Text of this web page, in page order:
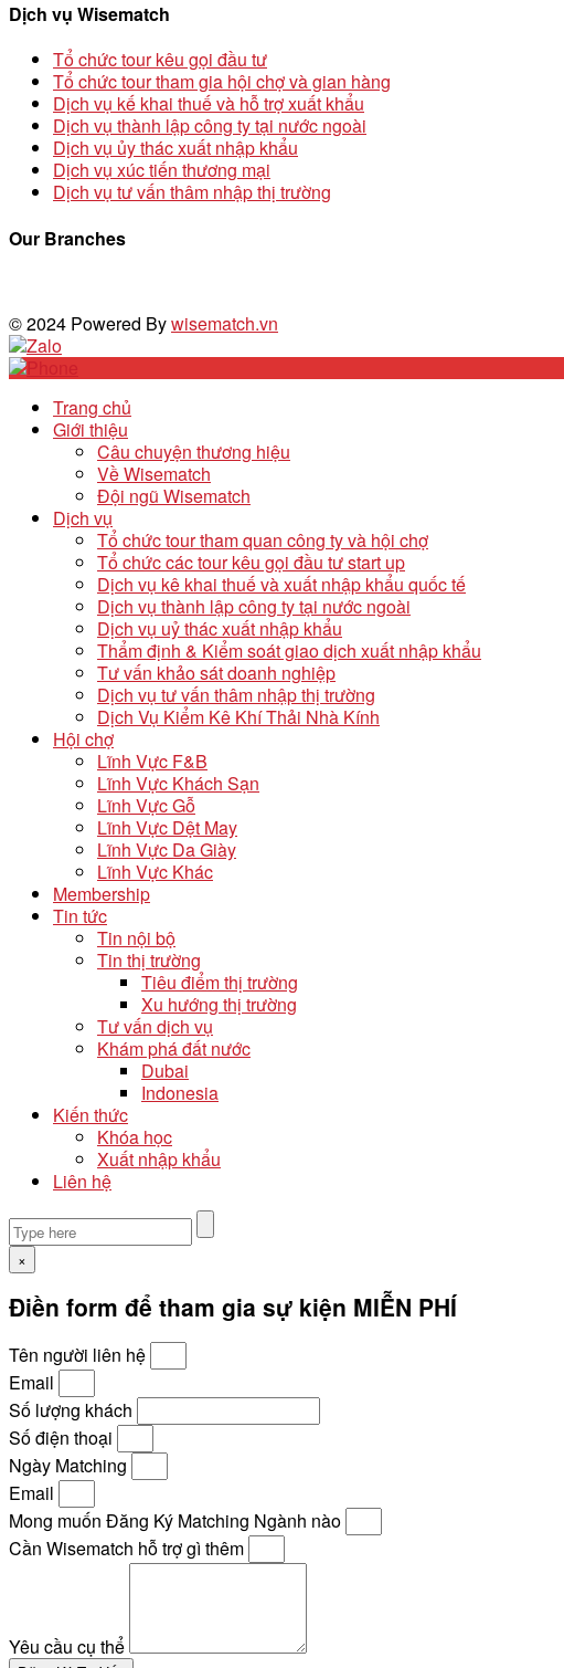
Dịch vụ Wisematch
Tổ chức tour kêu gọi đầu tư
Tổ chức tour tham gia hội chợ và gian hàng
Dịch vụ kế khai thuế và hỗ trợ xuất khẩu
Dịch vụ thành lập công ty tại nước ngoài
Dịch vụ ủy thác xuất nhập khẩu
Dịch vụ xúc tiến thương mại
Dịch vụ tư vấn thâm nhập thị trường
Our Branches
© 2024 Powered Bywisematch.vn
Trang chủ
Giới thiệu
Câu chuyện thương hiệu
Về Wisematch
Đội ngũ Wisematch
Dịch vụ
Tổ chức tour tham quan công ty và hội chợ
Tổ chức các tour kêu gọi đầu tư start up
Dịch vụ kê khai thuế và xuất nhập khẩu quốc tế
Dịch vụ thành lập công ty tại nước ngoài
Dịch vụ uỷ thác xuất nhập khẩu
Thẩm định & Kiểm soát giao dịch xuất nhập khẩu
Tư vấn khảo sát doanh nghiệp
Dịch vụ tư vấn thâm nhập thị trường
Dịch Vụ Kiểm Kê Khí Thải Nhà Kính
Hội chợ
Lĩnh Vực F&B
Lĩnh Vực Khách Sạn
Lĩnh Vực Gỗ
Lĩnh Vực Dệt May
Lĩnh Vực Da Giày
Lĩnh Vực Khác
Membership
Tin tức
Tin nội bộ
Tin thị trường
Tiêu điểm thị trường
Xu hướng thị trường
Tư vấn dịch vụ
Khám phá đất nước
Dubai
Indonesia
Kiến thức
Khóa học
Xuất nhập khẩu
Liên hệ
×
Điền form để tham gia sự kiện MIỄN PHÍ
Tên người liên hệ
Email
Số lượng khách
Số điện thoại
Ngày Matching
Email
Mong muốn Đăng Ký Matching Ngành nào
Cần Wisematch hỗ trợ gì thêm
Yêu cầu cụ thể